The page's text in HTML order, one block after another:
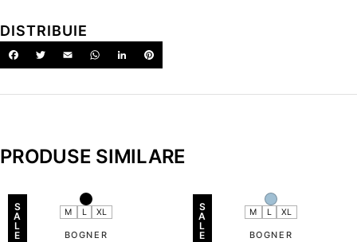
DISTRIBUIE
PRODUSE SIMILARE
S
A
L
E
M L XL
BOGNER
S
A
L
E
M L XL
BOGNER